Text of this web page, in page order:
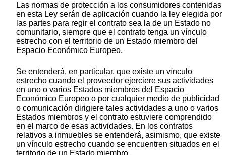
Las normas de protección a los consumidores contenidas
en esta Ley serán de aplicación cuando la ley elegida por
las partes para regir el contrato sea la de un Estado no
comunitario, siempre que el contrato tenga un vínculo
estrecho con el territorio de un Estado miembro del
Espacio Económico Europeo.
Se entenderá, en particular, que existe un vínculo
estrecho cuando el proveedor ejerciere sus actividades
en uno o varios Estados miembros del Espacio
Económico Europeo o por cualquier medio de publicidad
o comunicación dirigiere tales actividades a uno o varios
Estados miembros y el contrato estuviere comprendido
en el marco de esas actividades. En los contratos
relativos a inmuebles se entenderá, asimismo, que existe
un vínculo estrecho cuando se encuentren situados en el
territorio de un Estado miembro.